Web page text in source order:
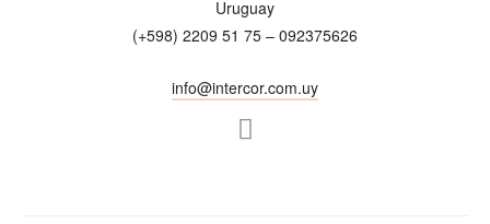
Uruguay
(+598) 2209 51 75 – 092375626
info@intercor.com.uy